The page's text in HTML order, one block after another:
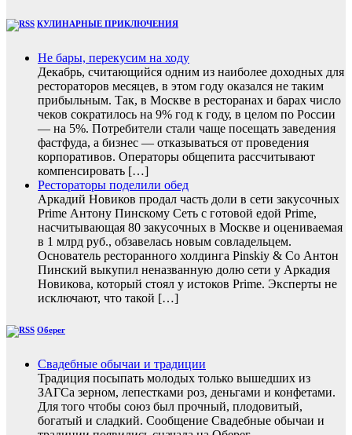
КУЛИНАРНЫЕ ПРИКЛЮЧЕНИЯ
Не бары, перекусим на ходу
Декабрь, считающийся одним из наиболее доходных для
рестораторов месяцев, в этом году оказался не таким
прибыльным. Так, в Москве в ресторанах и барах число
чеков сократилось на 9% год к году, в целом по России
— на 5%. Потребители стали чаще посещать заведения
фастфуда, а бизнес — отказываться от проведения
корпоративов. Операторы общепита рассчитывают
компенсировать […]
Рестораторы поделили обед
Аркадий Новиков продал часть доли в сети закусочных
Prime Антону Пинскому Сеть с готовой едой Prime,
насчитывающая 80 закусочных в Москве и оцениваемая
в 1 млрд руб., обзавелась новым совладельцем.
Основатель ресторанного холдинга Pinskiy & Co Антон
Пинский выкупил неназванную долю сети у Аркадия
Новикова, который стоял у истоков Prime. Эксперты не
исключают, что такой […]
Оберег
Свадебные обычаи и традиции
Традиция посыпать молодых только вышедших из
ЗАГСа зерном, лепестками роз, деньгами и конфетами.
Для того чтобы союз был прочный, плодовитый,
богатый и сладкий. Сообщение Свадебные обычаи и